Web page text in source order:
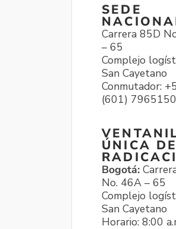
SEDE
Carrera 85D
– 65
Complejo
San Cayetano
Conmutador:
(601) 7965150
ÚNICA DE
Bogotá:
No. 46A – 65
Complejo
San Cayetano
Horario: 8:00